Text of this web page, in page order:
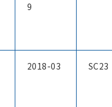
9
2018-03 SC23